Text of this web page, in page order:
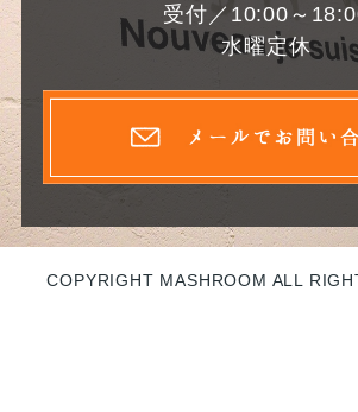
受付／10:00～
水曜定休
COPYRIGHT MASHROOM ALL